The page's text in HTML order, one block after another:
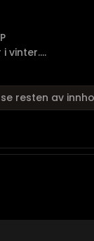
vinter....
resten av